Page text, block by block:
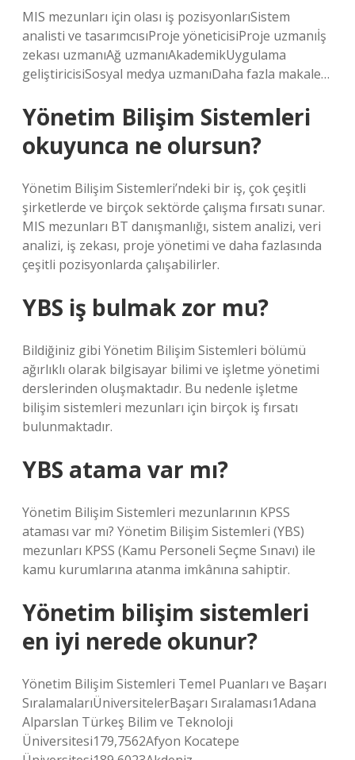
MIS mezunları için olası iş pozisyonlarıSistem
analisti ve tasarımcısıProje yöneticisiProje uzmanıİş
zekası uzmanıAğ uzmanıAkademikUygulama
geliştiricisiSosyal medya uzmanıDaha fazla makale…
Yönetim Bilişim Sistemleri
okuyunca ne olursun?
Yönetim Bilişim Sistemleri’ndeki bir iş, çok çeşitli
şirketlerde ve birçok sektörde çalışma fırsatı sunar.
MIS mezunları BT danışmanlığı, sistem analizi, veri
analizi, iş zekası, proje yönetimi ve daha fazlasında
çeşitli pozisyonlarda çalışabilirler.
YBS iş bulmak zor mu?
Bildiğiniz gibi Yönetim Bilişim Sistemleri bölümü
ağırlıklı olarak bilgisayar bilimi ve işletme yönetimi
derslerinden oluşmaktadır. Bu nedenle işletme
bilişim sistemleri mezunları için birçok iş fırsatı
bulunmaktadır.
YBS atama var mı?
Yönetim Bilişim Sistemleri mezunlarının KPSS
ataması var mı? Yönetim Bilişim Sistemleri (YBS)
mezunları KPSS (Kamu Personeli Seçme Sınavı) ile
kamu kurumlarına atanma imkânına sahiptir.
Yönetim bilişim sistemleri
en iyi nerede okunur?
Yönetim Bilişim Sistemleri Temel Puanları ve Başarı
SıralamalarıÜniversitelerBaşarı Sıralaması1Adana
Alparslan Türkeş Bilim ve Teknoloji
Üniversitesi179,7562Afyon Kocatepe